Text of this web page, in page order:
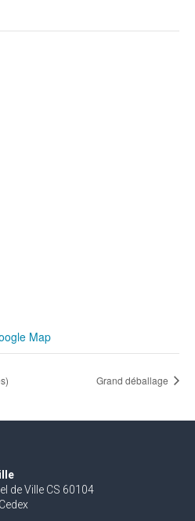
Map
Grand déballage
de Ville CS 60104